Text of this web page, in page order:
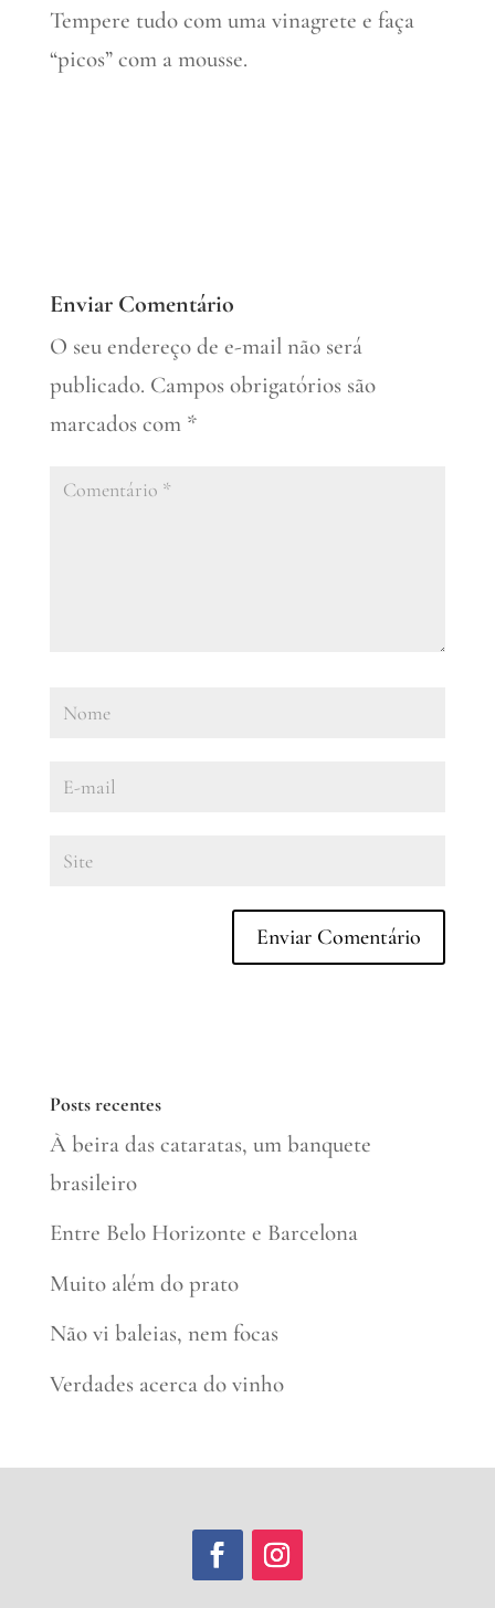
Tempere tudo com uma vinagrete e faça
“picos” com a mousse.
Enviar Comentário
O seu endereço de e-mail não será
publicado. Campos obrigatórios são
marcados com *
Posts recentes
À beira das cataratas, um banquete
brasileiro
Entre Belo Horizonte e Barcelona
Muito além do prato
Não vi baleias, nem focas
Verdades acerca do vinho